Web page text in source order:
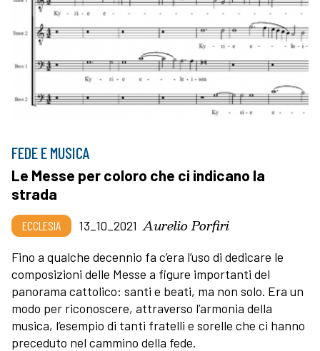
FEDE E MUSICA
Le Messe per coloro che ci indicano la
strada
ECCLESIA 13_10_2021 Aurelio Porfiri
Fino a qualche decennio fa c’era l’uso di dedicare le
composizioni delle Messe a figure importanti del
panorama cattolico: santi e beati, ma non solo. Era un
modo per riconoscere, attraverso l’armonia della
musica, l’esempio di tanti fratelli e sorelle che ci hanno
preceduto nel cammino della fede.